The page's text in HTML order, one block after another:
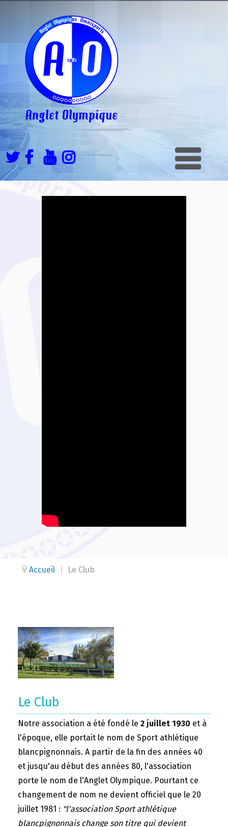
Accueil Le Club
Le Club
Notre association a été fondé le 2 juillet 1930 et à
l'époque, elle portait le nom de Sport athlétique
blancpignonnais. A partir de la fin des années 40
et jusqu'au début des années 80, l'association
porte le nom de l'Anglet Olympique. Pourtant ce
changement de nom ne devient officiel que le 20
juillet 1981 : "l'association Sport athlétique
blancpignonnais change son titre qui devient